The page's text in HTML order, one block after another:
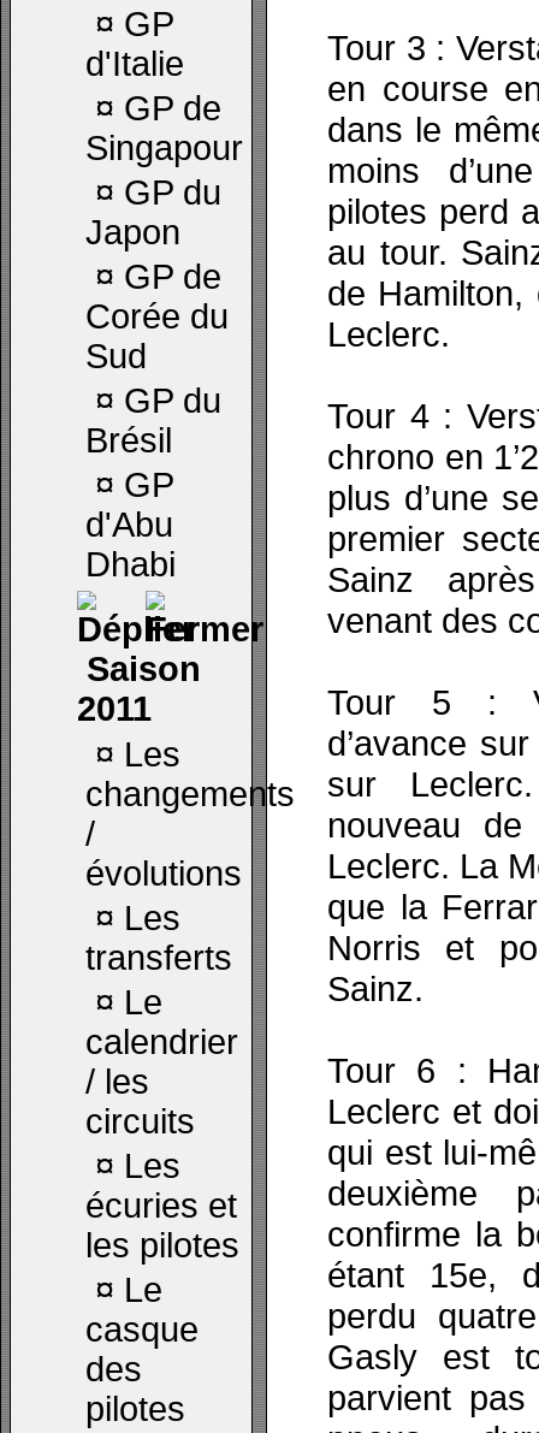
¤ GP
d'Italie
¤ GP de
Singapour
¤ GP du
Japon
¤ GP de
Corée du
Sud
¤ GP du
Brésil
¤ GP
d'Abu
Dhabi
Saison
2011
¤ Les
changements
/
évolutions
¤ Les
transferts
¤ Le
calendrier
/ les
circuits
¤ Les
écuries et
les pilotes
¤ Le
casque
des
pilotes
Tour 3 :
en course
dans le
moins
pilotes perd
au tour.
de
Leclerc.
Tour 4 :
chrono en
plus d’une
premier
Sainz
venant des
Tour 5 :
d’avance
sur
nouveau
Leclerc. La
que la
Norris et
Sainz.
Tour 6 :
Leclerc et
qui est lui-
deuxième
confirme la
étant 15e,
perdu
Gasly est
parvient